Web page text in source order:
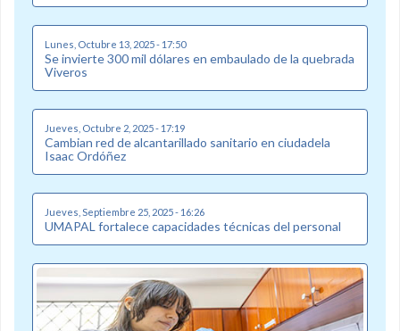
Lunes, Octubre 13, 2025 - 17:50
Se invierte 300 mil dólares en embaulado de la quebrada
Viveros
Jueves, Octubre 2, 2025 - 17:19
Cambian red de alcantarillado sanitario en ciudadela
Isaac Ordóñez
Jueves, Septiembre 25, 2025 - 16:26
UMAPAL fortalece capacidades técnicas del personal